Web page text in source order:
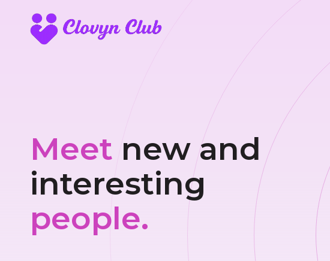
Meet new and
interesting
people.